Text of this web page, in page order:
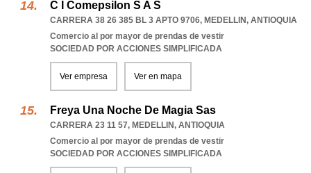
C I Comepsilon S A S
CARRERA 38 26 385 BL 3 APTO 9706, MEDELLIN, ANTIOQUIA
Comercio al por mayor de prendas de vestir
SOCIEDAD POR ACCIONES SIMPLIFICADA
Ver empresa Ver en mapa
Freya Una Noche De Magia Sas
CARRERA 23 11 57, MEDELLIN, ANTIOQUIA
Comercio al por mayor de prendas de vestir
SOCIEDAD POR ACCIONES SIMPLIFICADA